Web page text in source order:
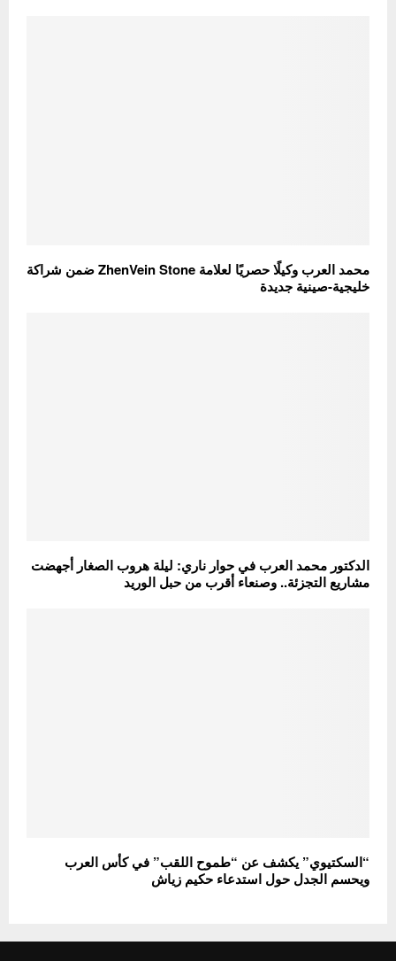
محمد العرب وكيلًا حصريًا لعلامة ZhenVein Stone ضمن شراكة
خليجية-صينية جديدة
الدكتور محمد العرب في حوار ناري: ليلة هروب الصغار أجهضت
مشاريع التجزئة.. وصنعاء أقرب من حبل الوريد
“السكتيوي” يكشف عن “طموح اللقب” في كأس العرب
ويحسم الجدل حول استدعاء حكيم زياش